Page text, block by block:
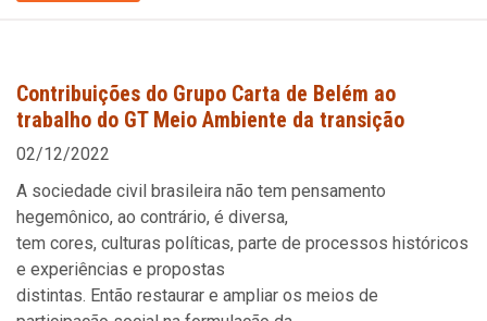
Contribuições do Grupo Carta de Belém ao
trabalho do GT Meio Ambiente da transição
02/12/2022
A sociedade civil brasileira não tem pensamento
hegemônico, ao contrário, é diversa,
tem cores, culturas políticas, parte de processos históricos
e experiências e propostas
distintas. Então restaurar e ampliar os meios de